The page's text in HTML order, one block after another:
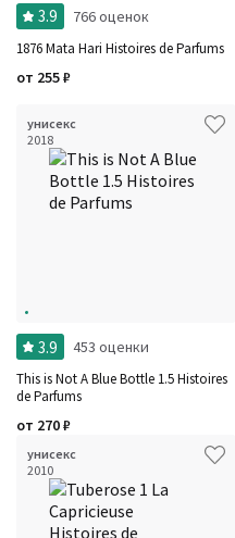
3.9 766 оценок
1876 Mata Hari Histoires de Parfums
от 255₽
унисекс
2018
3.9 453 оценки
This is Not A Blue Bottle 1.5 Histoires
de Parfums
от 270₽
унисекс
2010